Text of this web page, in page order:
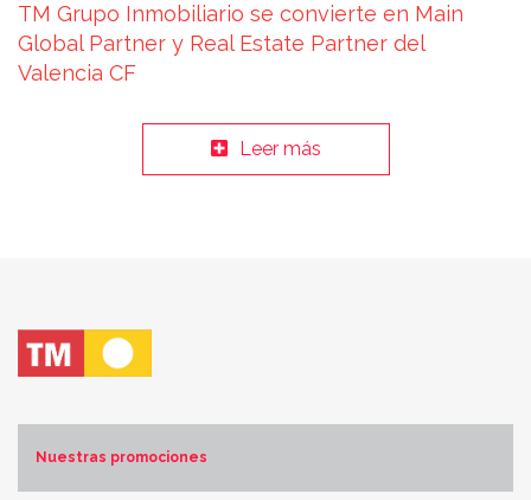
TM Grupo Inmobiliario se convierte en Main
Global Partner y Real Estate Partner del
Valencia CF
Leer más
Nuestras promociones